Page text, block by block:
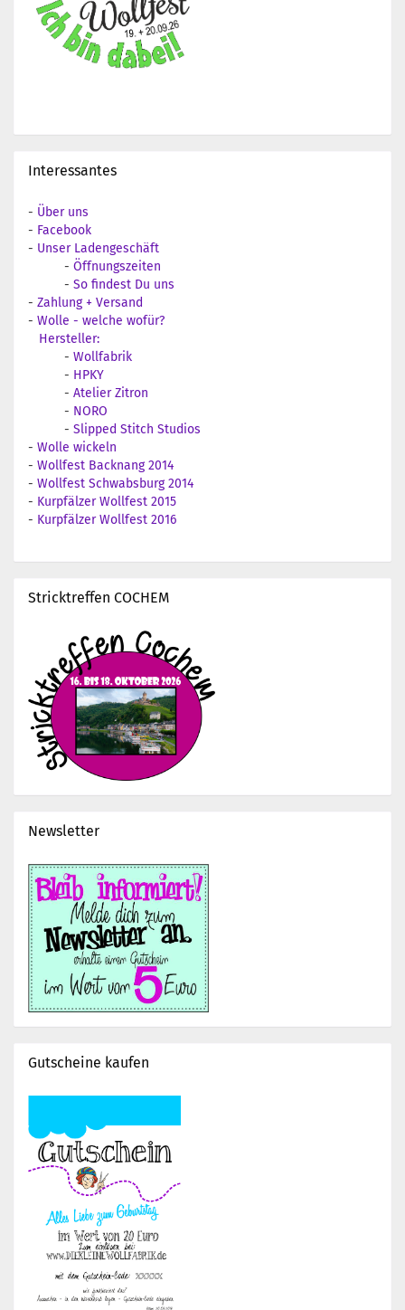
Interessantes
- Über uns
- Facebook
- Unser Ladengeschäft
- Öffnungszeiten
- So findest Du uns
- Zahlung + Versand
- Wolle - welche wofür?
Hersteller:
- Wollfabrik
- HPKY
- Atelier Zitron
- NORO
- Slipped Stitch Studios
- Wolle wickeln
- Wollfest Backnang 2014
- Wollfest Schwabsburg 2014
- Kurpfälzer Wollfest 2015
- Kurpfälzer Wollfest 2016
Stricktreffen COCHEM
Newsletter
Gutscheine kaufen